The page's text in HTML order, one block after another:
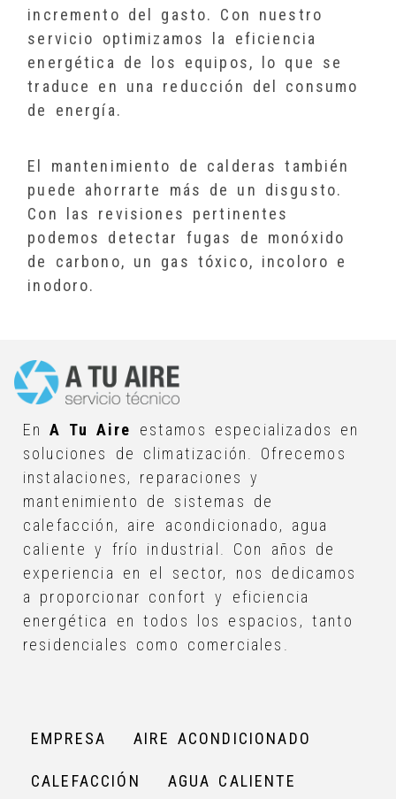
incremento del gasto. Con nuestro
servicio optimizamos la eficiencia
energética de los equipos, lo que se
traduce en una reducción del consumo
de energía.
El mantenimiento de calderas también
puede ahorrarte más de un disgusto.
Con las revisiones pertinentes
podemos detectar fugas de monóxido
de carbono, un gas tóxico, incoloro e
inodoro.
EnA Tu Aire
estamos especializados en
soluciones de climatización. Ofrecemos
instalaciones, reparaciones y
mantenimiento de sistemas de
calefacción, aire acondicionado, agua
caliente y frío industrial. Con años de
experiencia en el sector, nos dedicamos
a proporcionar confort y eficiencia
energética en todos los espacios, tanto
residenciales como comerciales.
EMPRESA AIRE ACONDICIONADO
CALEFACCIÓN AGUA CALIENTE